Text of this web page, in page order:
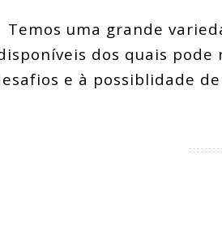
Temos uma grande
dos quais pode
e à possiblidade